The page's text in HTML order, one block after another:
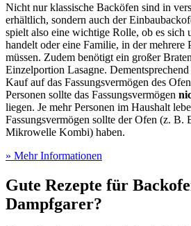
Nicht nur klassische Backöfen sind in
erhältlich, sondern auch der
spielt also eine wichtige Rolle, ob es sich
handelt oder eine Familie, in der mehrere
müssen. Zudem benötigt ein großer
Einzelportion Lasagne.
Kauf auf das Fassungsvermögen des
Personen sollte das Fassungsvermögen
liegen. Je mehr Personen im Haushalt
Fassungsvermögen sollte der Ofen (z. B.
Mikrowelle Kombi) haben.
» Mehr Informationen
Gute Rezepte für
Dampfgarer?